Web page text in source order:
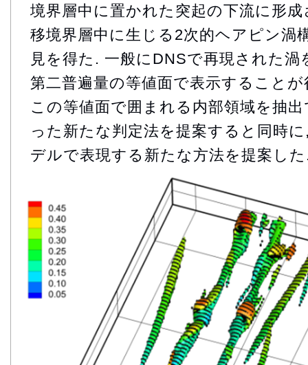
境界層中に置かれた突起の下流に形
移境界層中に生じる2次的ヘアピン渦
見を得た. 一般にDNSで再現された
第二普遍量の等値面で表示すること
この等値面で囲まれる内部領域を抽
った新たな判定法を提案すると同時
デルで表現する新たな方法を提案し